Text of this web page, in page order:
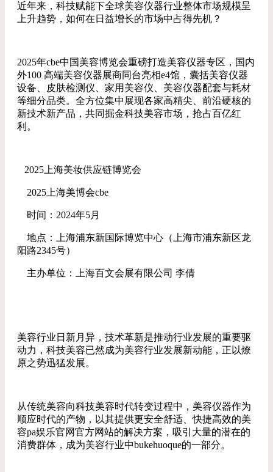
近年来，科技赋能下全球美容仪器行业整体市场规模呈
上升趋势，如何在日益增长的市场中占得先机？
2025年cbe中国美容博览会重磅打造美容仪器专区，国内
外100 高端美容仪器展商同台亮相e4馆，囊括美容仪器
设备、皮肤检测仪、家用美容仪、美容仪器配套与耗材
等细分品类。全方位集中展现各家高精尖、前沿硬核的
新技术新产品，共同掘金科技美容市场，抢占百亿红
利。
2025上海美妆供应链博览会
2025上海美博会cbe
时间：2024年5月
地点：上海浦东新国际博览中心（上海市浦东新区龙
阳路2345号）
主办单位：上海百文会展有限公司 李倩
美容行业日新月异，技术革新是推动行业发展的重要驱
动力，科技美容已然成为美容行业发展新动能，正以燎
原之势迅猛发展。
从传统美容向科技美容时代转变过程中，美容仪器作为
顺应时代的产物，以其提供更安全舒适、快捷高效的美
容pa娱乐官网官方网站的解决方案，吸引大量的潜在的
消费群体，成为美容行业中bukehuoque的一部分。